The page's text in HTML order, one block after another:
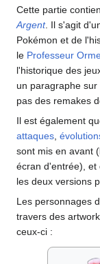
Cette partie
Argent. Il s'agit
Pokémon et de
le Professeur
l'historique des
un paragraphe sur
pas des remakes
Il est également
attaques
sont mis en avant
écran d'entrée), et
les deux versions
Les personnages
travers des
ceux-ci :